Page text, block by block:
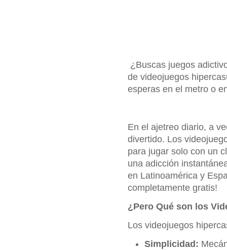
¿Buscas juegos
de videojuegos
esperas en el metro o
En el ajetreo diario, a
divertido. Los
para jugar solo con un
una adicción
en Latinoamérica y
completamente gratis!
¿Pero Qué son los
Los videojuegos
Simplicidad: